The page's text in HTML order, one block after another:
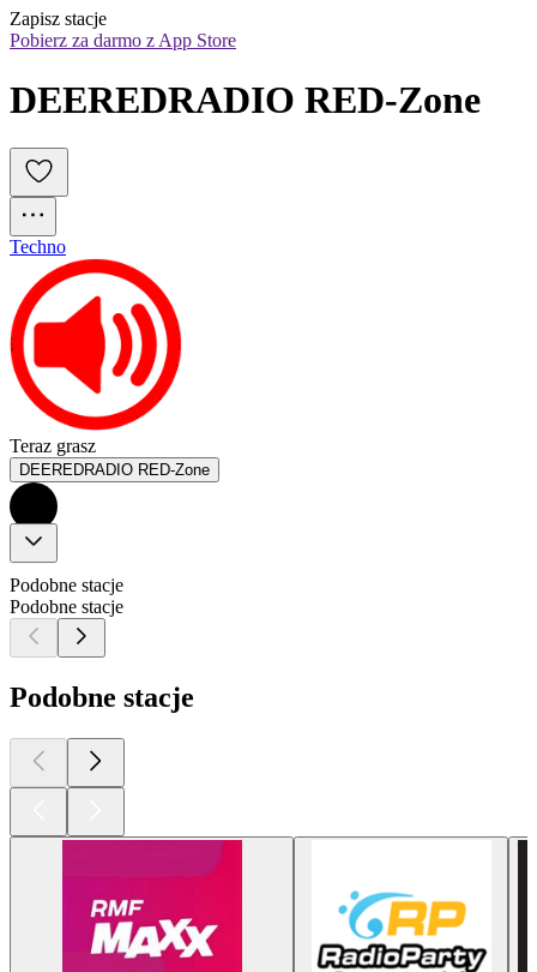
Zapisz stacje
Pobierz za darmo z App Store
DEEREDRADIO RED-Zone
Techno
Teraz grasz
DEEREDRADIO RED-Zone
Podobne stacje
Podobne stacje
Podobne stacje